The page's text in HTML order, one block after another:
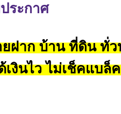
ระกาศ
ฝาก บ้าน ที่ดิน ทั่ว
เงินไว ไม่เช็คแบล็